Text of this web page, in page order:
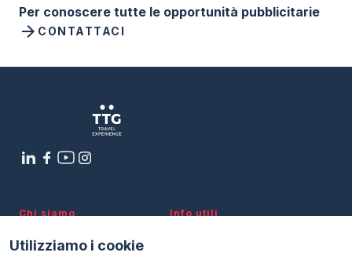
Per conoscere tutte le opportunità pubblicitarie
CONTATTACI
arrow_forward
Utilizziamo i cookie
Chi siamo
Partner e patrocini
Info utili